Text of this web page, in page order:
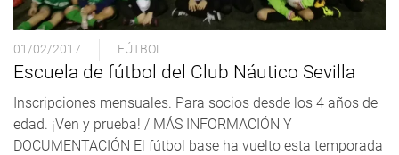
01/02/2017 FÚTBOL
Escuela de fútbol del Club Náutico Sevilla
Inscripciones mensuales. Para socios desde los 4 años de
edad. ¡Ven y prueba! / MÁS INFORMACIÓN Y
DOCUMENTACIÓN El fútbol base ha vuelto esta temporada